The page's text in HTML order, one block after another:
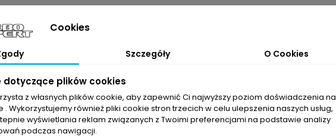
Cookies
Szczegóły O Cookies
dotyczące plików cookies
z własnych plików cookie, aby zapewnić Ci najwyższy poziom doświadczenia na
. Wykorzystujemy również pliki cookie stron trzecich w celu ulepszenia naszych usług,
wyświetlania reklam związanych z Twoimi preferencjami na podstawie analizy
podczas nawigacji.